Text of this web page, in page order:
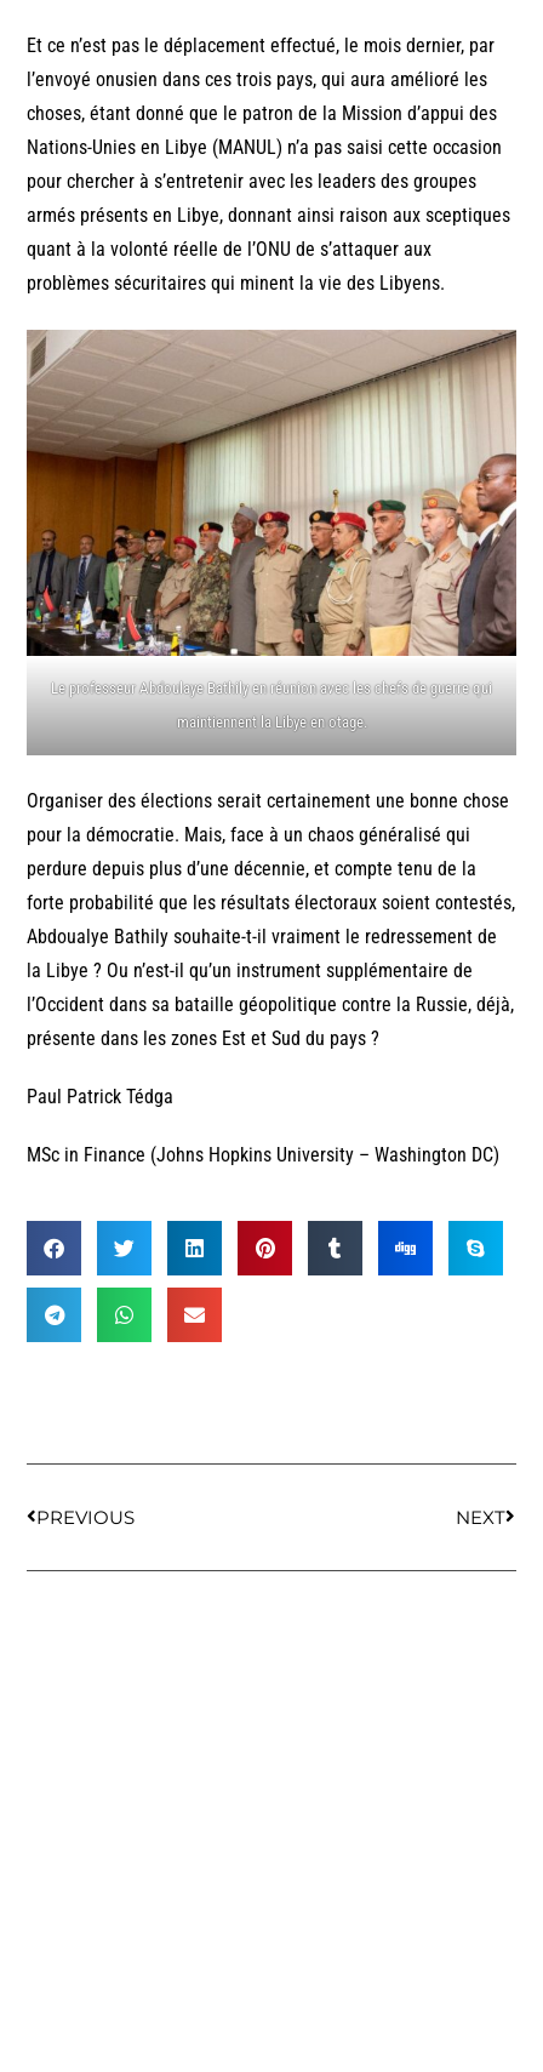
Et ce n’est pas le déplacement effectué, le mois dernier, par
l’envoyé onusien dans ces trois pays, qui aura amélioré les
choses, étant donné que le patron de la Mission d’appui des
Nations-Unies en Libye (MANUL) n’a pas saisi cette occasion
pour chercher à s’entretenir avec les leaders des groupes
armés présents en Libye, donnant ainsi raison aux sceptiques
quant à la volonté réelle de l’ONU de s’attaquer aux
problèmes sécuritaires qui minent la vie des Libyens.
Le professeur Abdoulaye Bathily en réunion avec les chefs de guerre qui
maintiennent la Libye en otage.
Organiser des élections serait certainement une bonne chose
pour la démocratie. Mais, face à un chaos généralisé qui
perdure depuis plus d’une décennie, et compte tenu de la
forte probabilité que les résultats électoraux soient contestés,
Abdoualye Bathily souhaite-t-il vraiment le redressement de
la Libye ? Ou n’est-il qu’un instrument supplémentaire de
l’Occident dans sa bataille géopolitique contre la Russie, déjà,
présente dans les zones Est et Sud du pays ?
Paul Patrick Tédga
MSc in Finance (Johns Hopkins University – Washington DC)
PREVIOUS NEXT